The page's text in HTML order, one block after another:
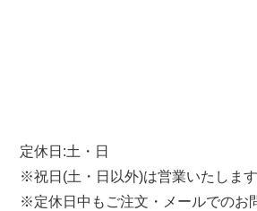
定休日:土・日
※祝日(土・日以外)は営業いたします
※定休日中もご注文・メールでのお